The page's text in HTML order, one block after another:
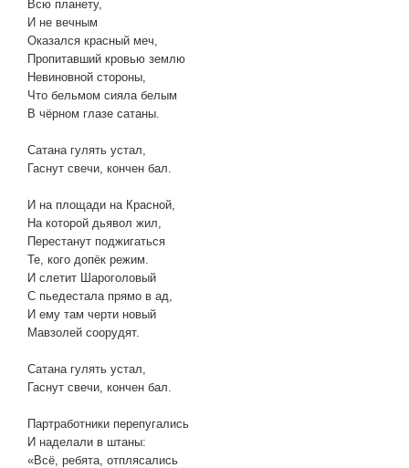
Всю планету,
И не вечным
Оказался красный меч,
Пропитавший кровью землю
Невиновной стороны,
Что бельмом сияла белым
В чёрном глазе сатаны.
Сатана гулять устал,
Гаснут свечи, кончен бал.
И на площади на Красной,
На которой дьявол жил,
Перестанут поджигаться
Те, кого допёк режим.
И слетит Шароголовый
С пьедестала прямо в ад,
И ему там черти новый
Мавзолей соорудят.
Сатана гулять устал,
Гаснут свечи, кончен бал.
Партработники перепугались
И наделали в штаны:
«Всё, ребята, отплясались